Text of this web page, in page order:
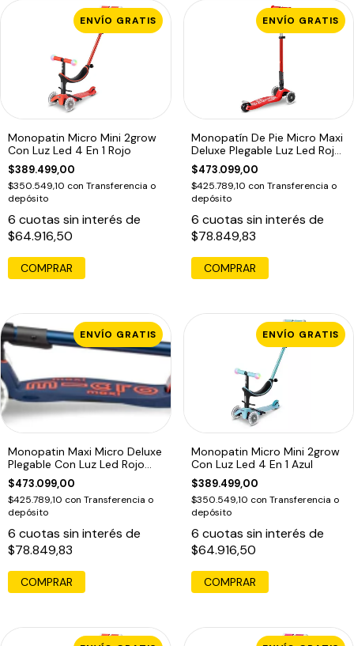
ENVÍO GRATIS
Monopatin Micro Mini 2grow
Con Luz Led 4 En 1 Rojo
$389.499,00
$350.549,10 con Transferencia o
depósito
6 cuotas sin interés de
$64.916,50
ENVÍO GRATIS
Monopatín De Pie Micro Maxi
Deluxe Plegable Luz Led Rojo
Rojo
$473.099,00
$425.789,10 con Transferencia o
depósito
6 cuotas sin interés de
$78.849,83
ENVÍO GRATIS
Monopatin Maxi Micro Deluxe
Plegable Con Luz Led Rojo
Oscuro Con Embalaje
Adicional
$473.099,00
$425.789,10 con Transferencia o
depósito
6 cuotas sin interés de
$78.849,83
ENVÍO GRATIS
Monopatin Micro Mini 2grow
Con Luz Led 4 En 1 Azul
$389.499,00
$350.549,10 con Transferencia o
depósito
6 cuotas sin interés de
$64.916,50